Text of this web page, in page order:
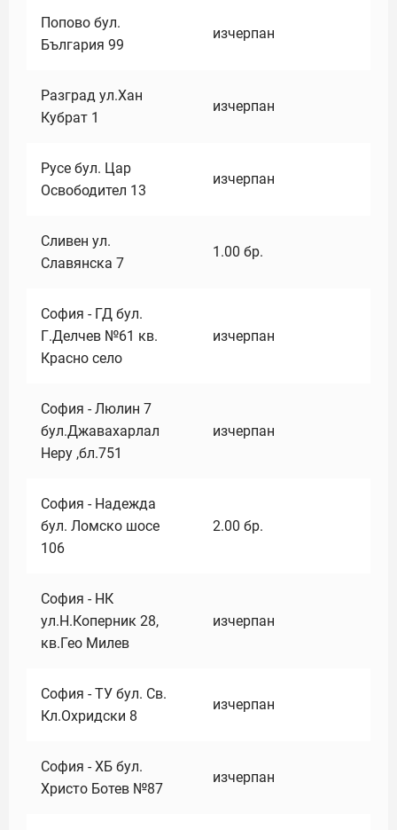
Попово бул.
България 99
изчерпан
Разград ул.Хан
Кубрат 1
изчерпан
Русе бул. Цар
Освободител 13
изчерпан
Сливен ул.
Славянска 7
1.00 бр.
София - ГД бул.
Г.Делчев №61 кв.
Красно село
изчерпан
София - Люлин 7
бул.Джавахарлал
Неру ,бл.751
изчерпан
София - Надежда
бул. Ломско шосе
106
2.00 бр.
София - НК
ул.Н.Коперник 28,
кв.Гео Милев
изчерпан
София - ТУ бул. Св.
Кл.Охридски 8
изчерпан
София - ХБ бул.
Христо Ботев №87
изчерпан